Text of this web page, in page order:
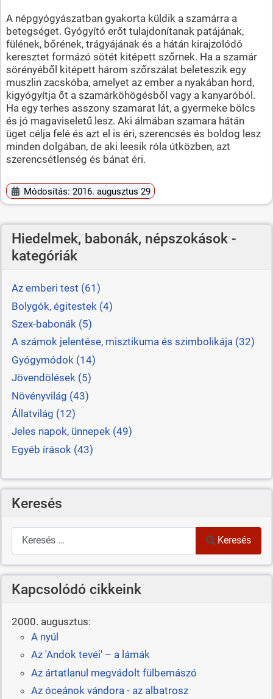
A népgyógyászatban gyakorta küldik a szamárra a
betegséget. Gyógyító erőt tulajdonítanak patájának,
fülének, bőrének, trágyájának és a hátán kirajzolódó
keresztet formázó sötét kitépett szőrnek. Ha a szamár
sörényéből kitépett három szőrszálat beleteszik egy
muszlin zacskóba, amelyet az ember a nyakában hord,
kigyógyítja őt a szamárköhögésből vagy a kanyaróból.
Ha egy terhes asszony szamarat lát, a gyermeke bölcs
és jó magaviseletű lesz. Aki álmában szamara hátán
üget célja felé és azt el is éri, szerencsés és boldog lesz
minden dolgában, de aki leesik róla útközben, azt
szerencsétlenség és bánat éri.
Módosítás: 2016. augusztus 29
Hiedelmek, babonák, népszokások -
kategóriák
Az emberi test (61)
Bolygók, égitestek (4)
Szex-babonák (5)
A számok jelentése, misztikuma és szimbolikája (32)
Gyógymódok (14)
Jövendölések (5)
Növényvilág (43)
Állatvilág (12)
Jeles napok, ünnepek (49)
Egyéb írások (43)
Keresés
Keresés
Keresés
Kapcsolódó cikkeink
2000. augusztus:
A nyúl
Az 'Andok tevéi' – a lámák
Az ártatlanul megvádolt fülbemászó
Az óceánok vándora - az albatrosz